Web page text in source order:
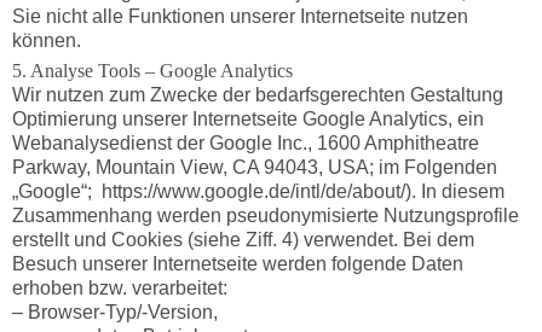
Sie nicht alle Funktionen unserer Internetseite nutzen
können.
5. Analyse Tools – Google Analytics
Wir nutzen zum Zwecke der bedarfsgerechten Gestaltung
Optimierung unserer Internetseite Google Analytics, ein
Webanalysedienst der Google Inc., 1600 Amphitheatre
Parkway, Mountain View, CA 94043, USA; im Folgenden
„Google“; https://www.google.de/intl/de/about/). In diesem
Zusammenhang werden pseudonymisierte Nutzungsprofile
erstellt und Cookies (siehe Ziff. 4) verwendet. Bei dem
Besuch unserer Internetseite werden folgende Daten
erhoben bzw. verarbeitet:
– Browser-Typ/-Version,